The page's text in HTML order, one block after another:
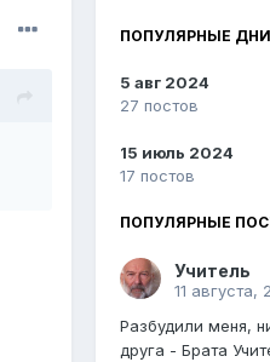
ПОПУЛЯРНЫЕ ДНИ
5 авг 2024
27 постов
15 июль 2024
17 постов
ПОПУЛЯРНЫЕ
Учитель
11 августа,
Разбудили меня,
друга - Брата